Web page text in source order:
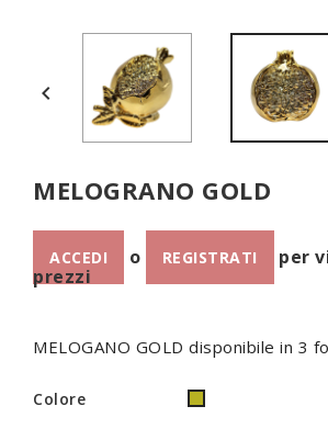

MELOGRANO GOLD
ACCEDI o REGISTRATI
per
prezzi
MELOGANO GOLD disponibile in 3
Colore ORO